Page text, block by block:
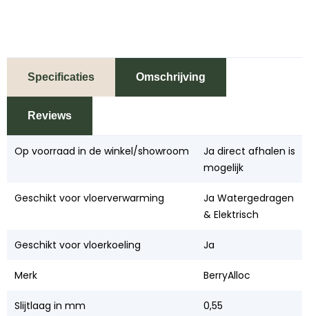
Specificaties Omschrijving
Reviews
Op voorraad in de winkel/showroom
Ja direct afhalen is
mogelijk
Geschikt voor vloerverwarming
Ja Watergedragen
& Elektrisch
Geschikt voor vloerkoeling Ja
Merk BerryAlloc
Slijtlaag in mm 0,55